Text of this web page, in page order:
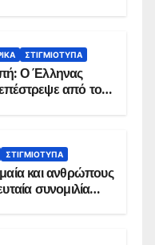
ΣΤΙΓΜΙΌΤΥΠΑ
Ο Έλληνας
από το
ΣΤΙΓΜΙΌΤΥΠΑ
και ανθρώπους
συνομιλία